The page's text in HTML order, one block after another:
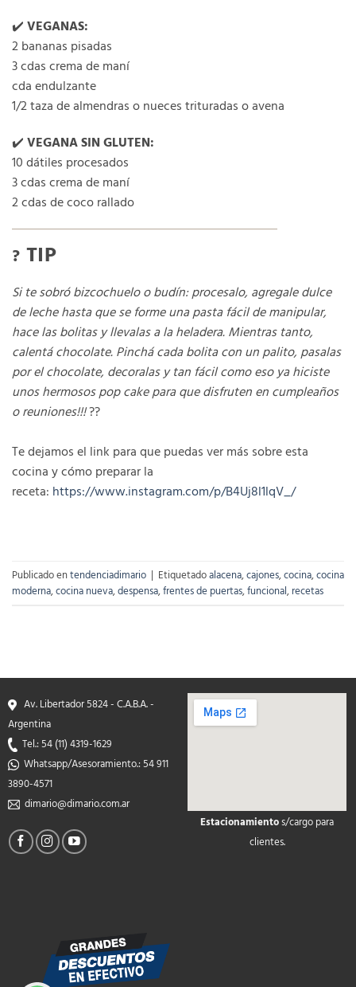
✔️ VEGANAS:
2 bananas pisadas
3 cdas crema de maní
cda endulzante
1/2 taza de almendras o nueces trituradas o avena
✔️ VEGANA SIN GLUTEN:
10 dátiles procesados
3 cdas crema de maní
2 cdas de coco rallado
? TIP
Si te sobró bizcochuelo o budín: procesalo, agregale dulce
de leche hasta que se forme una pasta fácil de manipular,
hace las bolitas y llevalas a la heladera. Mientras tanto,
calentá chocolate. Pinchá cada bolita con un palito, pasalas
por el chocolate, decoralas y tan fácil como eso ya hiciste
unos hermosos pop cake para que disfruten en cumpleaños
o reuniones!!!??
Te dejamos el link para que puedas ver más sobre esta
cocina y cómo preparar la
receta: https://www.instagram.com/p/B4Uj8l1lqV_/
Publicado entendenciadimario | Etiquetadoalacena,cajones,cocina,cocina
moderna,cocina nueva,despensa,frentes de puertas,funcional, recetas
Av. Libertador 5824 - C.A.B.A. -
Argentina
Tel.: 54 (11) 4319-1629
Whatsapp/Asesoramiento.: 54 911
3890-4571
dimario@dimario.com.ar
soap2day
google maps on your
Estacionamientos/cargo para
clientes.